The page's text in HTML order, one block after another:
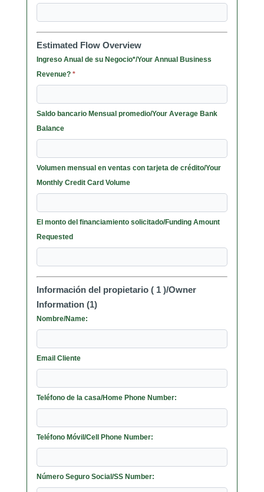
Estimated Flow Overview
Ingreso Anual de su Negocio*/Your Annual Business
Revenue? *
Saldo bancario Mensual promedio/Your Average Bank
Balance
Volumen mensual en ventas con tarjeta de crédito/Your
Monthly Credit Card Volume
El monto del financiamiento solicitado/Funding Amount
Requested
Información del propietario ( 1 )/Owner
Information (1)
Nombre/Name:
Email Cliente
Teléfono de la casa/Home Phone Number:
Teléfono Móvil/Cell Phone Number:
Número Seguro Social/SS Number: